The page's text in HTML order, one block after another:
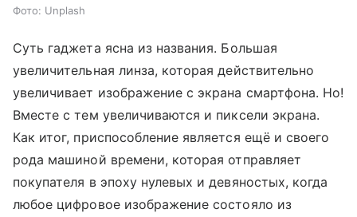
Фото: Unplash
Суть гаджета ясна из названия. Большая
увеличительная линза, которая действительно
увеличивает изображение с экрана смартфона. Но!
Вместе с тем увеличиваются и пиксели экрана.
Как итог, приспособление является ещё и своего
рода машиной времени, которая отправляет
покупателя в эпоху нулевых и девяностых, когда
любое цифровое изображение состояло из